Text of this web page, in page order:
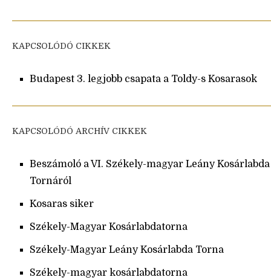
KAPCSOLÓDÓ CIKKEK
Budapest 3. legjobb csapata a Toldy-s Kosarasok
KAPCSOLÓDÓ ARCHÍV CIKKEK
Beszámoló a VI. Székely-magyar Leány Kosárlabda
Tornáról
Kosaras siker
Székely-Magyar Kosárlabdatorna
Székely-Magyar Leány Kosárlabda Torna
Székely-magyar kosárlabdatorna